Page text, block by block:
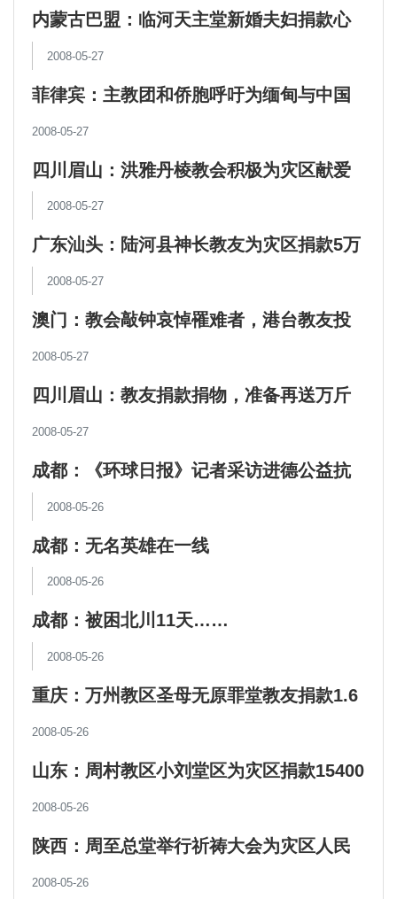
内蒙古巴盟：临河天主堂新婚夫妇捐款心
系灾区
2008-05-27
菲律宾：主教团和侨胞呼吁为缅甸与中国
2008-05-27
四川眉山：洪雅丹棱教会积极为灾区献爱
心
2008-05-27
广东汕头：陆河县神长教友为灾区捐款5万
元
2008-05-27
澳门：教会敲钟哀悼罹难者，港台教友投
2008-05-27
四川眉山：教友捐款捐物，准备再送万斤
2008-05-27
成都：《环球日报》记者采访进德公益抗
震救灾情况
2008-05-26
成都：无名英雄在一线
2008-05-26
成都：被困北川11天……
2008-05-26
重庆：万州教区圣母无原罪堂教友捐款1.6
2008-05-26
山东：周村教区小刘堂区为灾区捐款15400
2008-05-26
陕西：周至总堂举行祈祷大会为灾区人民
2008-05-26